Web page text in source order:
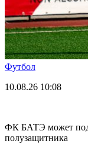
Футбол
10.08.26 10:08
ФК БАТЭ может
полузащитника